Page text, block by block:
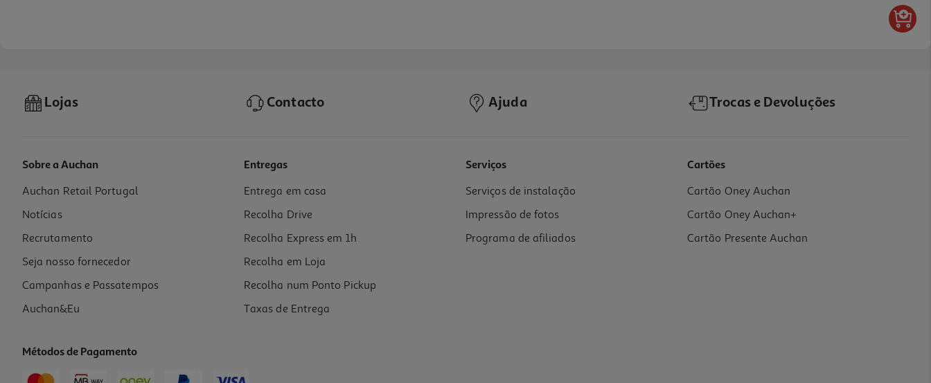
Festa Da Peppa Peppa Pig Modelos Sortidos
2.99 €/un
2,99 €
Lojas Contacto Ajuda Trocas e Devoluções
Sobre a Auchan
Auchan Retail Portugal
Notícias
Recrutamento
Seja nosso fornecedor
Campanhas e Passatempos
Auchan&Eu
Entregas
Entrega em casa
Recolha Drive
Recolha Express em 1h
Recolha em Loja
Recolha num Ponto Pickup
Taxas de Entrega
Serviços
Serviços de instalação
Impressão de fotos
Programa de afiliados
Cartões
Cartão Oney Auchan
Cartão Oney Auchan+
Cartão Presente Auchan
Métodos de Pagamento